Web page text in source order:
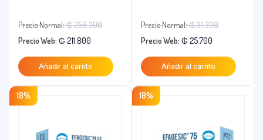
Precio Normal:₲258.300El
original
era:
₲ 258.300.
Precio Web: ₲ 211.800El
precio
actual
Añadir al carrito
Precio Normal:₲31.300El
original
era:
Precio Web: ₲ 25.700
precio
actual
Añadir al carrito
18% 18%